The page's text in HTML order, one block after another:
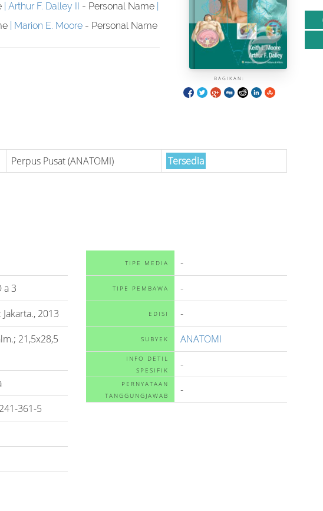
BAGIKAN:
Arthur F. Dalley II - Personal Name
Marion E. Moore - Personal Name
Perpus Pusat (ANATOMI) Tersedia
a 3
: Jakarta., 2013
21,5x28,5
361-5
TIPE MEDIA -
TIPE PEMBAWA -
EDISI -
SUBYEK ANATOMI
INFO DETIL
SPESIFIK
-
PERNYATAAN
TANGGUNGJAWAB
-